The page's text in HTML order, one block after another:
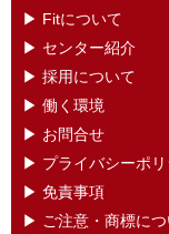
▶ ︎Fitについて
▶ センター紹介
▶ 採用について
▶ 働く環境
▶ お問合せ
▶ プライバシーポリ
▶ 免責事項
▶ ご注意・商標につ